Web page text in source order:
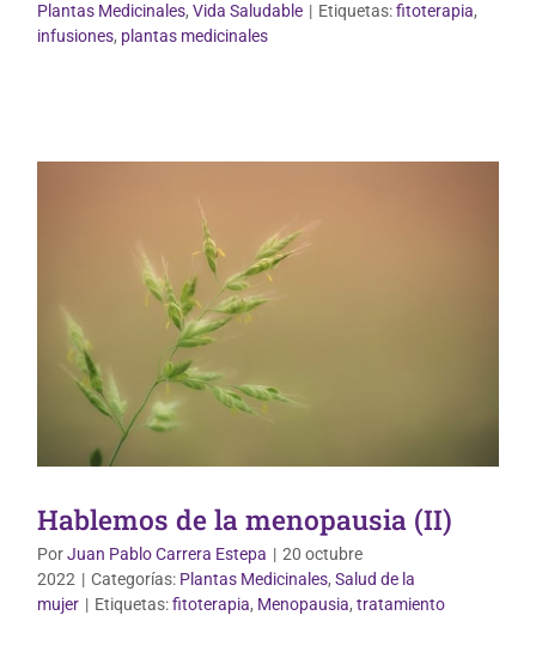
Plantas Medicinales, Vida Saludable | Etiquetas:fitoterapia,
infusiones, plantas medicinales
Plantas Medicinales
Hablemos de la menopausia (II)
PorJuan Pablo Carrera Estepa | 20 octubre
2022 | Categorías: Plantas Medicinales, Salud de la
mujer | Etiquetas:fitoterapia, Menopausia, tratamiento
Plantas Medicinales